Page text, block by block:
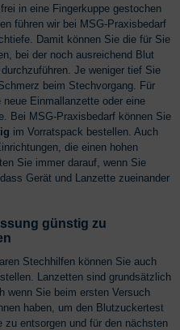
in eine Fingerkuppe gestochen
führen wir bei MSG-Praxisbedarf
Damit können Sie die für Sie
bei der noch ausreichend Blut
Je weniger tief Sie
beim Stechvorgang. Für
Einmallanzette oder eine
Bei MSG-Praxisbedarf können Sie
im Vorratspack bestellen. Auch
die einen hohen
Sie immer darauf, wenn Sie
, dass Gerät und Lanzette zueinander
günstig zu
Stechhilfen können Sie auch
Lanzetten sind grundsätzlich
wenn Sie beim ersten Versuch
haben, um den Blutzuckertest
entsorgen und für den nächsten